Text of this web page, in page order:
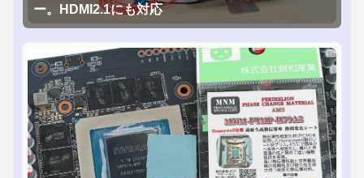
ー。HDMI2.1にも対応